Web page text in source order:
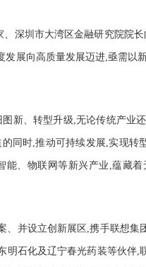
深圳市大湾区金融研究院院
展向高质量发展迈进,亟需以
新、转型升级,无论传统产业
同时,推动可持续发展,实现转
、物联网等新兴产业,蕴藏着
并设立创新展区,携手联想集
明石化及辽宁春光药装等伙伴,